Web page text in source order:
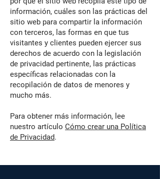
información, cuáles son las prácticas del
sitio web para compartir la información
con terceros, las formas en que tus
visitantes y clientes pueden ejercer sus
derechos de acuerdo con la legislación
de privacidad pertinente, las prácticas
específicas relacionadas con la
recopilación de datos de menores y
mucho más.
Para obtener más información, lee
nuestro artículo Cómo crear una Política
de Privacidad.